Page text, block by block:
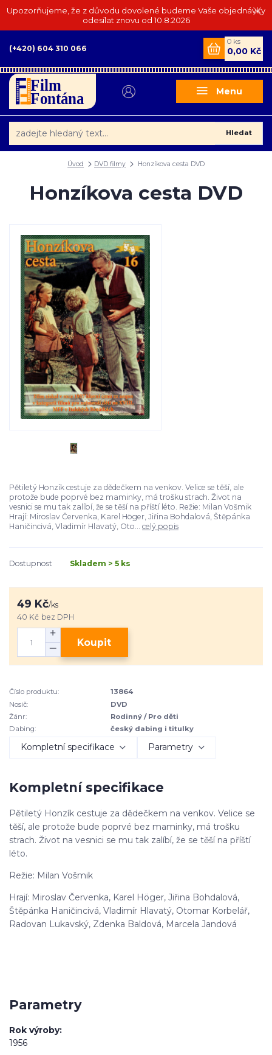
Upozorňujeme, že z důvodu dovolené budeme Vaše objednávky
odesílat znovu od 10.8.2026
Menu
Hledat
(+420) 604 310 066
0 ks
0,00 Kč
Úvod DVD filmy Honzíkova cesta DVD
Honzíkova cesta DVD
Pětiletý Honzík cestuje za dědečkem na venkov. Velice se těší, ale
protože bude poprvé bez maminky, má trošku strach. Život na
vesnici se mu tak zalíbí, že se těší na příští léto. Režie: Milan Vošmik
Hrají: Miroslav Červenka, Karel Höger, Jiřina Bohdalová, Štěpánka
Haničincivá, Vladimír Hlavatý, Oto... celý popis
Dostupnost Skladem > 5 ks
49 Kč/ks
40 Kč bez DPH
Koupit
Číslo produktu:
13864
Nosič:
DVD
Žánr:
Rodinný / Pro děti
Dabing:
český dabing i titulky
Kompletní specifikace Parametry
Kompletní specifikace
Pětiletý Honzík cestuje za dědečkem na venkov. Velice se
těší, ale protože bude poprvé bez maminky, má trošku
strach. Život na vesnici se mu tak zalíbí, že se těší na příští
léto.
Režie: Milan Vošmik
Hrají: Miroslav Červenka, Karel Höger, Jiřina Bohdalová,
Štěpánka Haničincivá, Vladimír Hlavatý, Otomar Korbelář,
Radovan Lukavský, Zdenka Baldová, Marcela Jandová
Parametry
Rok výroby
1956